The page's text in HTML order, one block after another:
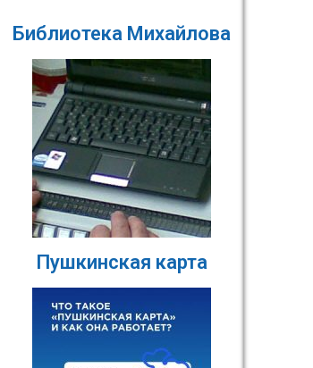
Библиотека Михайлова
Пушкинская карта